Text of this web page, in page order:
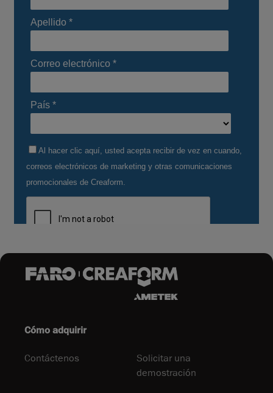
Cómo adquirir
Contáctenos
Solicitar una
demostración